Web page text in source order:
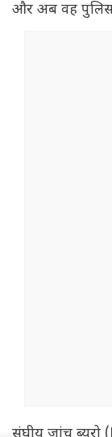
और अब वह पुलिस